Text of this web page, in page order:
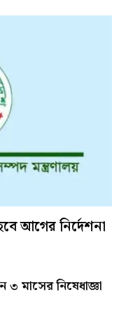
আগের নির্দেশনা
মাসের নিষেধাজ্ঞা